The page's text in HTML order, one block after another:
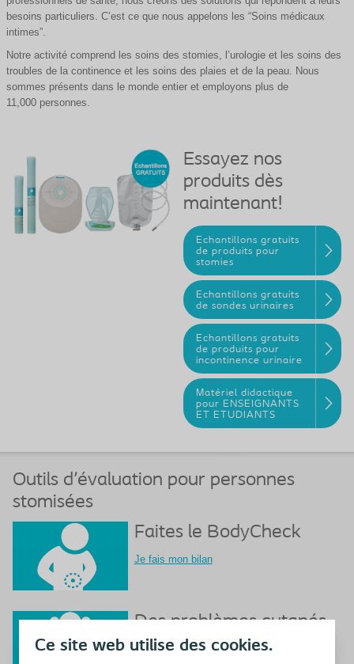
Ce site web utilise des cookies.
besoins particuliers. C’est ce que nous appelons les “Soins médicaux
intimes”.
Notre activité comprend les soins des stomies, l’urologie et les soins des
troubles de la continence et les soins des plaies et de la peau. Nous
sommes présents dans le monde entier et employons plus de
11,000 personnes.
Essayez nos
produits dès
maintenant!
Echantillons gratuits
de produits pour
stomies
Echantillons gratuits
de sondes urinaires
Echantillons gratuits
de produits pour
incontinence urinaire
Matériel didactique
pour ENSEIGNANTS
ET ETUDIANTS
Outils d'évaluation pour personnes
stomisées
Faites le BodyCheck
Je fais mon bilan
Des problèmes cutanés
ou des fuites?